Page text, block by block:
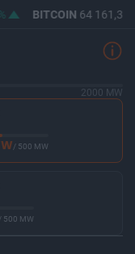
BITCOIN 64 161,37
2000 MW
/ 500 MW
/ 500 MW